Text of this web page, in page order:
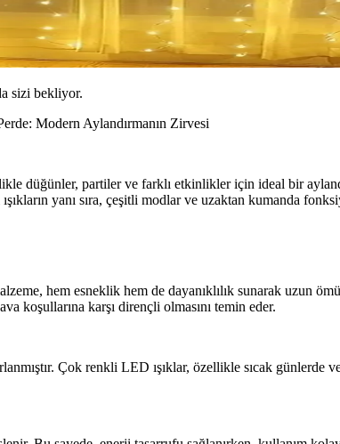
sizi bekliyor.
Modern Aylandırmanın Zirvesi
düğünler, partiler ve farklı etkinlikler için ideal bir
yanı sıra, çeşitli modlar ve uzaktan kumanda
hem esneklik hem de dayanıklılık sunarak uzun
koşullarına karşı dirençli olmasını temin eder.
Çok renkli LED ışıklar, özellikle sıcak günlerde